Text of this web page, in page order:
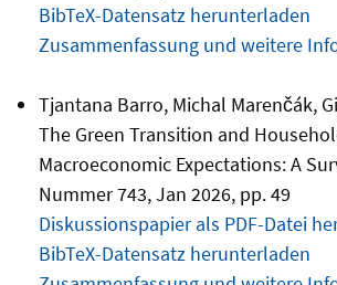
BibTeX-Datensatz herunterladen
Zusammenfassung und weitere
Tjantana Barro, Michal Marenčák,
The Green Transition and
Macroeconomic Expectations: A
Nummer 743, Jan 2026, pp. 49
Diskussionspapier als PDF-Datei
BibTeX-Datensatz herunterladen